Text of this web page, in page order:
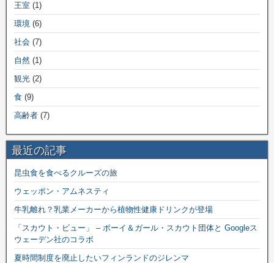
王室 (1)
環境 (6)
社会 (7)
自然 (1)
観光 (2)
食 (9)
高齢者 (7)
最近の記事
昆虫食を食べるクルーズの旅
ウェッポン・アムネスティ
牛乳離れ？乳業メーカーから植物性健康ドリンクが登場
「スカウト・ビュー」 – ボーイ＆ガール・スカウト団体と Googleス
ウェーデン社のコラボ
夏時間制度を廃止したいフィンランドのジレンマ